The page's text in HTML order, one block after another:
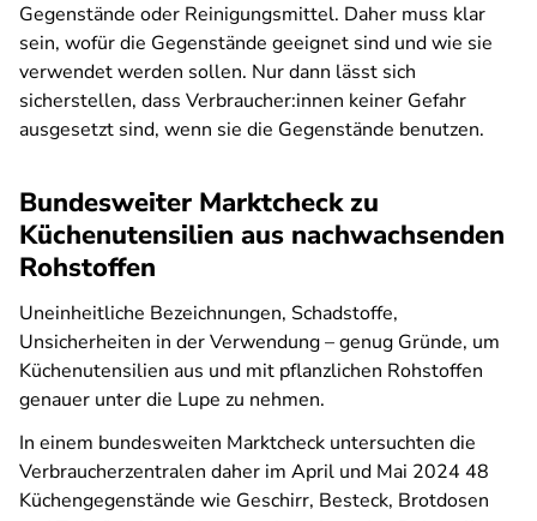
Gegenstände oder Reinigungsmittel. Daher muss klar
sein, wofür die Gegenstände geeignet sind und wie sie
verwendet werden sollen. Nur dann lässt sich
sicherstellen, dass Verbraucher:innen keiner Gefahr
ausgesetzt sind, wenn sie die Gegenstände benutzen.
Bundesweiter Marktcheck zu
Küchenutensilien aus nachwachsenden
Rohstoffen
Uneinheitliche Bezeichnungen, Schadstoffe,
Unsicherheiten in der Verwendung – genug Gründe, um
Küchenutensilien aus und mit pflanzlichen Rohstoffen
genauer unter die Lupe zu nehmen.
In einem bundesweiten Marktcheck untersuchten die
Verbraucherzentralen daher im April und Mai 2024 48
Küchengegenstände wie Geschirr, Besteck, Brotdosen